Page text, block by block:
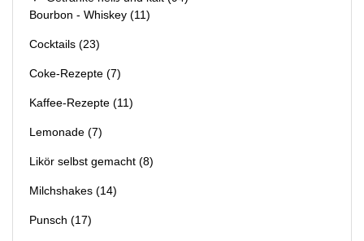
Bourbon - Whiskey (11)
Cocktails (23)
Coke-Rezepte (7)
Kaffee-Rezepte (11)
Lemonade (7)
Likör selbst gemacht (8)
Milchshakes (14)
Punsch (17)